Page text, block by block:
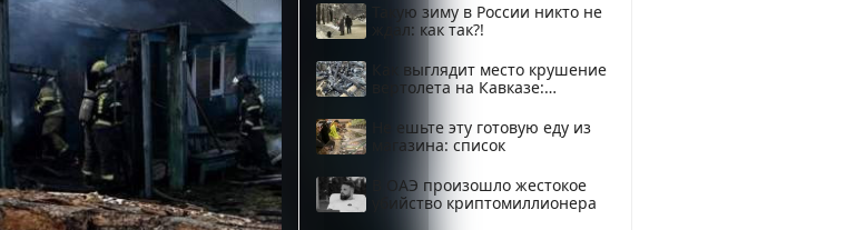
Такую зиму в России никто не
ждал: как так?!
Как выглядит место крушение
вертолета на Кавказе:
Не ешьте эту готовую еду из
магазина: список
В ОАЭ произошло жестокое
убийство криптомиллионера